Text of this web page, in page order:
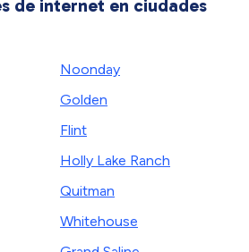
de internet en ciudades
Noonday
Golden
Flint
Holly Lake Ranch
Quitman
Whitehouse